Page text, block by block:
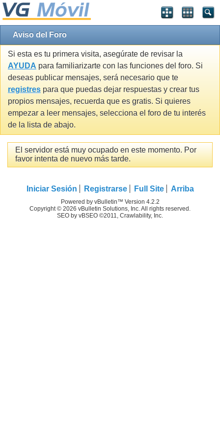
Aviso del Foro
Si esta es tu primera visita, asegúrate de revisar la
AYUDA para familiarizarte con las funciones del foro. Si
deseas publicar mensajes, será necesario que te
registres para que puedas dejar respuestas y crear tus
propios mensajes, recuerda que es gratis. Si quieres
empezar a leer mensajes, selecciona el foro de tu interés
de la lista de abajo.
El servidor está muy ocupado en este momento. Por
favor intenta de nuevo más tarde.
Iniciar Sesión Registrarse Full Site Arriba
Powered by vBulletin™ Version 4.2.2
Copyright © 2026 vBulletin Solutions, Inc. All rights reserved.
SEO by vBSEO ©2011, Crawlability, Inc.